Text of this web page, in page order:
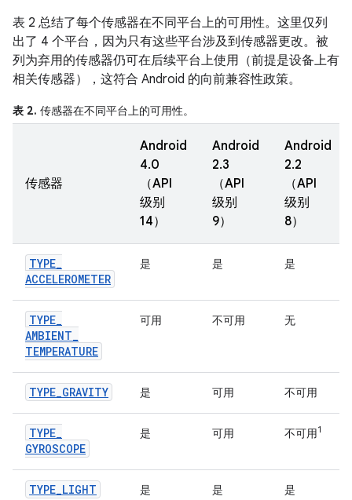
表 2 总结了每个传感器在不同平台上的可用性。这里仅列
出了 4 个平台，因为只有这些平台涉及到传感器更改。被
列为弃用的传感器仍可在后续平台上使用（前提是设备上有
相关传感器），这符合 Android 的向前兼容性政策。
表 2. 传感器在不同平台上的可用性。
传感器
Android
4.0
（API
级别
14）
Android
2.3
（API
级别
9）
Android
2.2
（API
级别
8）
TYPE_
ACCELEROMETER
是 是 是
TYPE_
AMBIENT_
TEMPERATURE
可用 不可用 无
TYPE_GRAVITY 是 可用 不可用
TYPE_
GYROSCOPE
是 可用 不可用1
TYPE_LIGHT 是 是 是